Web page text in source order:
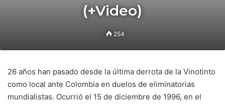
(+Video)
254
26 años han pasado desde la última derrota de la Vinotinto
como local ante Colombia en duelos de eliminatorias
mundialistas. Ocurrió el 15 de diciembre de 1996, en el